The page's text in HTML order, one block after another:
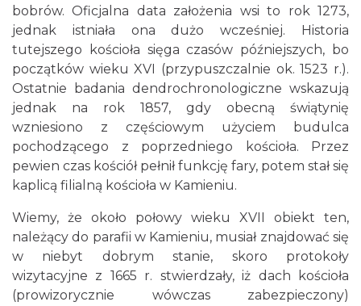
bobrów. Oficjalna data założenia wsi to rok 1273,
jednak istniała ona dużo wcześniej. Historia
tutejszego kościoła sięga czasów późniejszych, bo
początków wieku XVI (przypuszczalnie ok. 1523 r.).
Ostatnie badania dendrochronologiczne wskazują
jednak na rok 1857, gdy obecną świątynię
wzniesiono z częściowym użyciem budulca
pochodzącego z poprzedniego kościoła. Przez
pewien czas kościół pełnił funkcję fary, potem stał się
kaplicą filialną kościoła w Kamieniu.
Wiemy, że około połowy wieku XVII obiekt ten,
należący do parafii w Kamieniu, musiał znajdować się
w niebyt dobrym stanie, skoro protokoły
wizytacyjne z 1665 r. stwierdzały, iż dach kościoła
(prowizorycznie wówczas zabezpieczony)